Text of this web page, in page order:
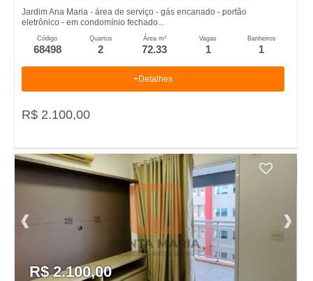
Jardim Ana Maria - área de serviço - gás encanado - portão
eletrônico - em condomínio fechado...
Código
68498
Quartos
2
Área m²
72.33
Vagas
1
Banheiros
1
+Detalhes
R$ 2.100,00
R$ 2.100,00